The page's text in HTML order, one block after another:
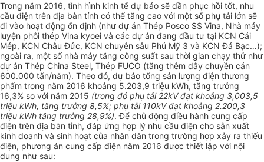
Trong năm 2016, tình hình kinh tế dự báo sẽ dần phục hồi tốt, nhu
cầu điện trên địa bàn tỉnh có thể tăng cao với một số phụ tải lớn sẽ
đi vào hoạt động ổn định (như dự án Thép Posco SS Vina, Nhà máy
luyện phôi thép Vina kyoei và các dự án đang đầu tư tại KCN Cái
Mép, KCN Châu Đức, KCN chuyên sâu Phú Mỹ 3 và KCN Đá Bạc…);
ngoài ra, một số nhà máy tăng công suất sau thời gian chạy thử như
dự án Thép China Steel, Thép FUCO (tăng thêm dây chuyền cán
600.000 tấn/năm). Theo đó, dự báo tổng sản lượng điện thương
phẩm trong năm 2016 khoảng 5.203,9 triệu kWh, tăng trưởng
16,3% so với năm 2015 (trong đó phụ tải 22kV đạt khoảng 3,003,5
triệu kWh, tăng trưởng 8,5%; phụ tải 110kV đạt khoảng 2.200,3
triệu kWh tăng trưởng 28,9%). Để chủ động điều hành cung cấp
điện trên địa bàn tỉnh, đáp ứng hợp lý nhu cầu điện cho sản xuất
kinh doanh và sinh hoạt của nhân dân trong trường hợp xảy ra thiếu
điện, phương án cung cấp điện năm 2016 được thiết lập với nội
dung như sau: